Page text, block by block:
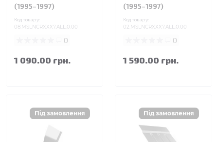
(1995–1997)
Код товару:
08.MSLNCRXXX7.ALL.0.00
0
1 090.00 грн.
(1995–1997)
Код товару:
02.MSLNCRXXX7.ALL.0.00
0
1 590.00 грн.